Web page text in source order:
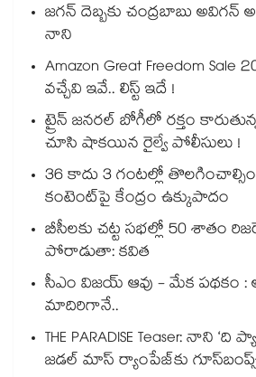
జగన్ దెబ్బకు చంద్రబాబు అవిగన్
నాని
Amazon Great Freedom Sale
వచ్చేవి ఇవే.. లిస్ట్ ఇదే !
ట్రైన్ జనరల్ బోగీలో రక్తం
చూసి షాకయిన రైల్వే పోలీసులు !
36 కాదు 3 గంటల్లో
కంటెంట్‎పై కేంద్రం ఉక్కుపాదం
బీసీలకు చట్ట సభల్లో 50 శాతం
పోరాడుతా: కవిత
సీఎం విజయ్ ఆవు - మేక పథకం :
మాదిరిగానే..
THE PARADISE Teaser: నాని
జడల్ మాస్ ర్యాంపేజ్‌కు